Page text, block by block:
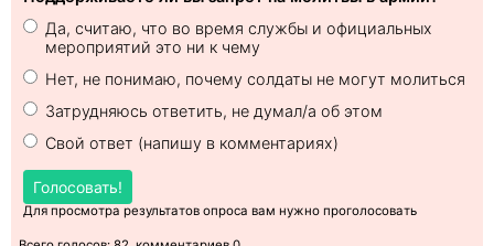
Да, считаю, что во время службы и официальных
мероприятий это ни к чему
Нет, не понимаю, почему солдаты не могут молиться
Затрудняюсь ответить, не думал/а об этом
Свой ответ (напишу в комментариях)
Голосовать!
Для просмотра результатов опроса вам нужно проголосовать